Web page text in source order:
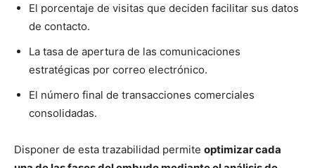
El porcentaje de visitas que deciden facilitar sus datos
de contacto.
La tasa de apertura de las comunicaciones
estratégicas por correo electrónico.
El número final de transacciones comerciales
consolidadas.
Disponer de esta trazabilidad permite optimizar cada